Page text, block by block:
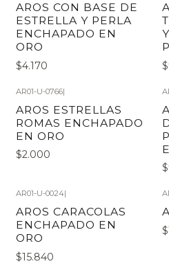
AROS CON BASE DE
ESTRELLA Y PERLA
ENCHAPADO EN
ORO
$4.170
AR01-U-0766|
AROS ESTRELLAS
ROMAS ENCHAPADO
EN ORO
$2.000
AR01-U-0024|
AROS CARACOLAS
ENCHAPADO EN
ORO
$15.840